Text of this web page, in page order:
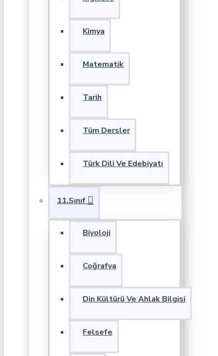
Kimya
Matematik
Tarih
Tüm Dersler
Türk Dili Ve Edebiyatı
11.Sınıf
Biyoloji
Coğrafya
Din Kültürü Ve Ahlak Bilgisi
Felsefe